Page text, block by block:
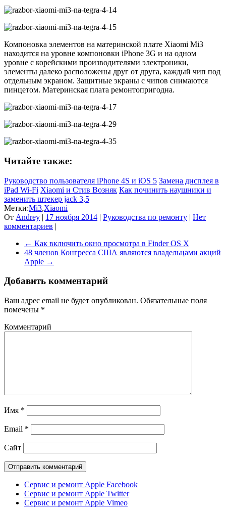
Компоновка элементов на материнской плате Xiaomi Mi3
находится на уровне компоновки iPhone 3G и на одном
уровне с корейскими производителями электроники,
элементы далеко расположены друг от друга, каждый чип под
отдельным экраном. Защитные экраны с чипов снимаются
пинцетом. Материнская плата ремонтопригодна.
Читайте также:
Руководство пользователя iPhone 4S и iOS 5 Замена дисплея в
iPad Wi-Fi Xiaomi и Стив Возняк Как починить наушники и
заменить штекер jack 3,5
Метки:Mi3,Xiaomi
От Andrey | 17 ноября 2014 | Руководства по ремонту | Нет
комментариев |
← Как включить окно просмотра в Finder OS X
48 членов Конгресса США являются владельцами акций
Apple →
Добавить комментарий
Ваш адрес email не будет опубликован. Обязательные поля
помечены *
Комментарий
Имя *
Email *
Сайт
Сервис и ремонт Apple Facebook
Сервис и ремонт Apple Twitter
Сервис и ремонт Apple Vimeo